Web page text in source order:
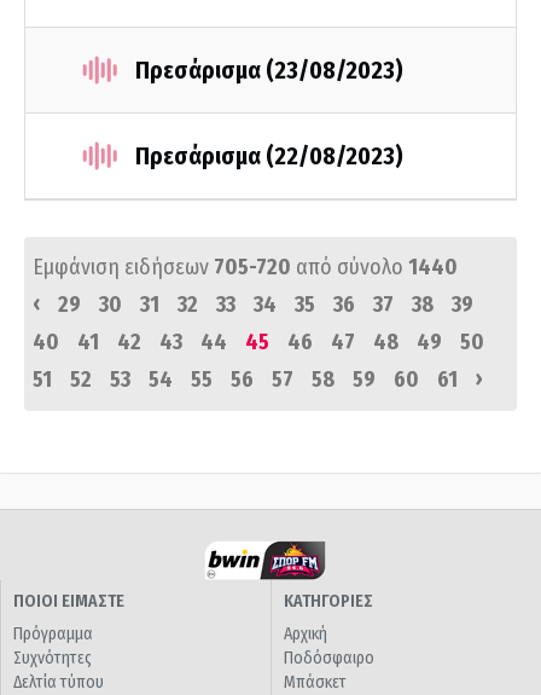
Πρεσάρισμα (23/08/2023)
Πρεσάρισμα (22/08/2023)
Εμφάνιση ειδήσεων 705-720 από σύνολο 1440
‹
29 30 31 32 33 34 35 36 37 38
39
40
41 42 43 44 45 46 47 48 49
50
51
52 53 54 55 56 57 58 59 60 61 ›
ΠΟΙΟΙ ΕΙΜΑΣΤΕ
Πρόγραμμα
Συχνότητες
Δελτία τύπου
ΚΑΤΗΓΟΡΙΕΣ
Αρχική
Ποδόσφαιρο
Μπάσκετ